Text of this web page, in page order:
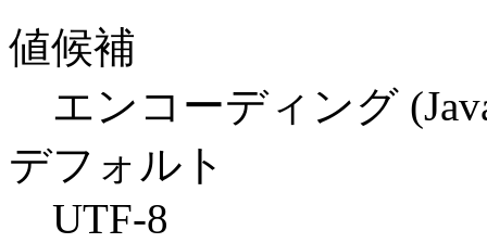
値候補
エンコーディング
デフォルト
UTF-8